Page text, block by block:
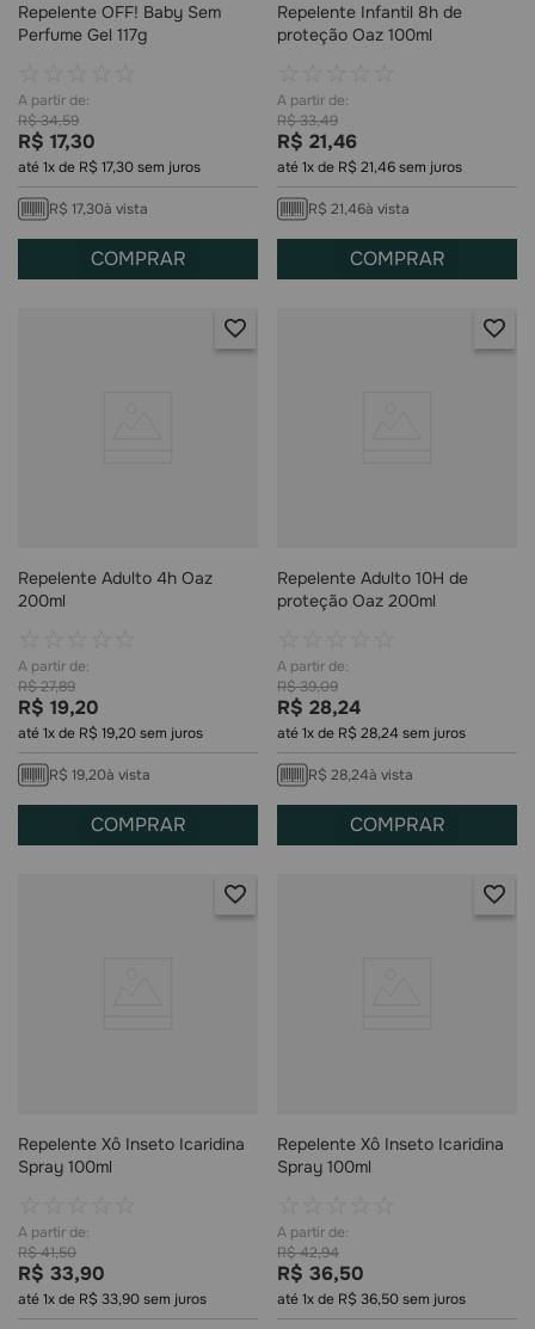
Repelente OFF! Baby Sem
Perfume Gel 117g
R$34,59
R$ 17,30
até1x de R$ 17,30sem juros
R$ 17,30à vista
COMPRAR
Repelente Infantil 8h de
proteção Oaz 100ml
R$33,49
R$ 21,46
até1x de R$ 21,46sem juros
R$ 21,46à vista
COMPRAR
Repelente Adulto 4h Oaz
200ml
R$27,89
R$ 19,20
até1x de R$ 19,20sem juros
R$ 19,20à vista
COMPRAR
Repelente Adulto 10H de
proteção Oaz 200ml
R$39,09
R$ 28,24
até1x de R$ 28,24 sem juros
R$ 28,24à vista
COMPRAR
Repelente Xô Inseto Icaridina
Spray 100ml
R$41,50
R$ 33,90
até1x de R$ 33,90sem juros
Repelente Xô Inseto Icaridina
Spray 100ml
R$42,94
R$ 36,50
até1x de R$ 36,50sem juros